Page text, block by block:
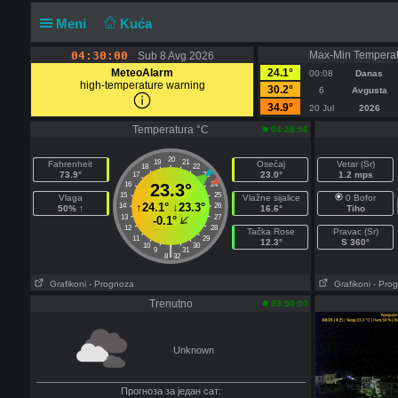
Meni Kuća
04:30:00
Sub 8 Avg 2026
MeteoAlarm
high-temperature warning
Max-Min
24.1°
00:08 Danas
30.2°
6 Avgusta
34.9°
20 Jul 2026
Temperatura °C 04:28:56
Fahrenheit
73.9°
Vlaga
50% ↑
20
19 21
18
22
17
23
16
24
15
25
14
26
13
27
12
28
11
29
10
30
9 31
|
8 32
23.3°
↑24.1° ↓23.3°
-0.1°
Osećaj
23.0°
Vlažne sijalice
16.6°
Tačka Rose
12.3°
Grafikoni - Prognoza
Vetar (Sr)
1.2 mps
0 Bofor
Tiho
Pravac (Sr)
S 360°
Grafikoni -
Trenutno 03:50:00
Unknown
Прогноза за један сат: